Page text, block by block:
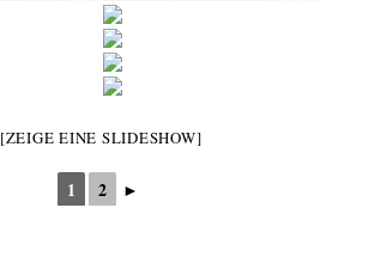
[ZEIGE EINE SLIDESHOW]
1 2 ►